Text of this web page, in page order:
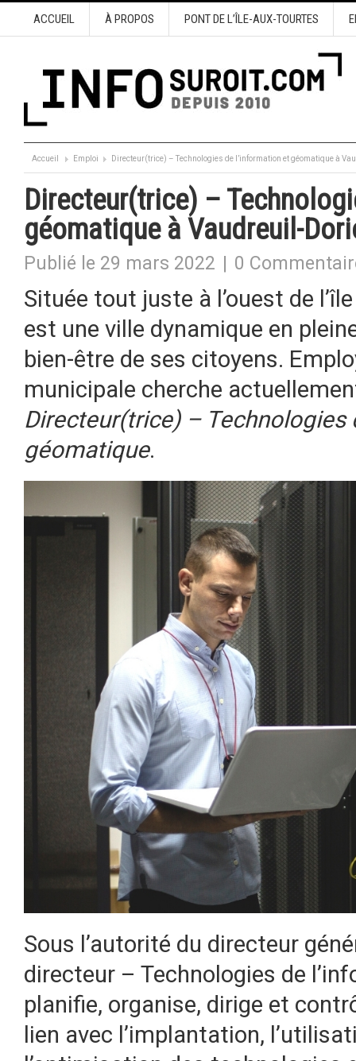
ACCUEIL À PROPOS PONT DE L’ÎLE-AUX-TOURTES
Accueil Emploi Directeur(trice) – Technologies de l’information et géomatique à
Directeur(trice) –
géomatique à Vaudreuil-
Publié le 29 mars 2022 0
Située tout juste à l’ouest de
est une ville dynamique en
bien-être de ses citoyens.
municipale cherche
Directeur(trice) – Technologies
géomatique.
Sous l’autorité du directeur
directeur – Technologies de
planifie, organise, dirige et
lien avec l’implantation,